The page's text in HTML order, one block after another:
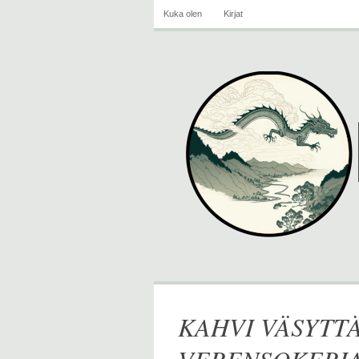
Kuka olen Kirjat
KAHVI